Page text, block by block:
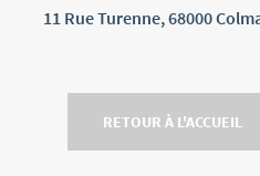
11 Rue Turenne, 68000
RETOUR À L'ACCUEIL